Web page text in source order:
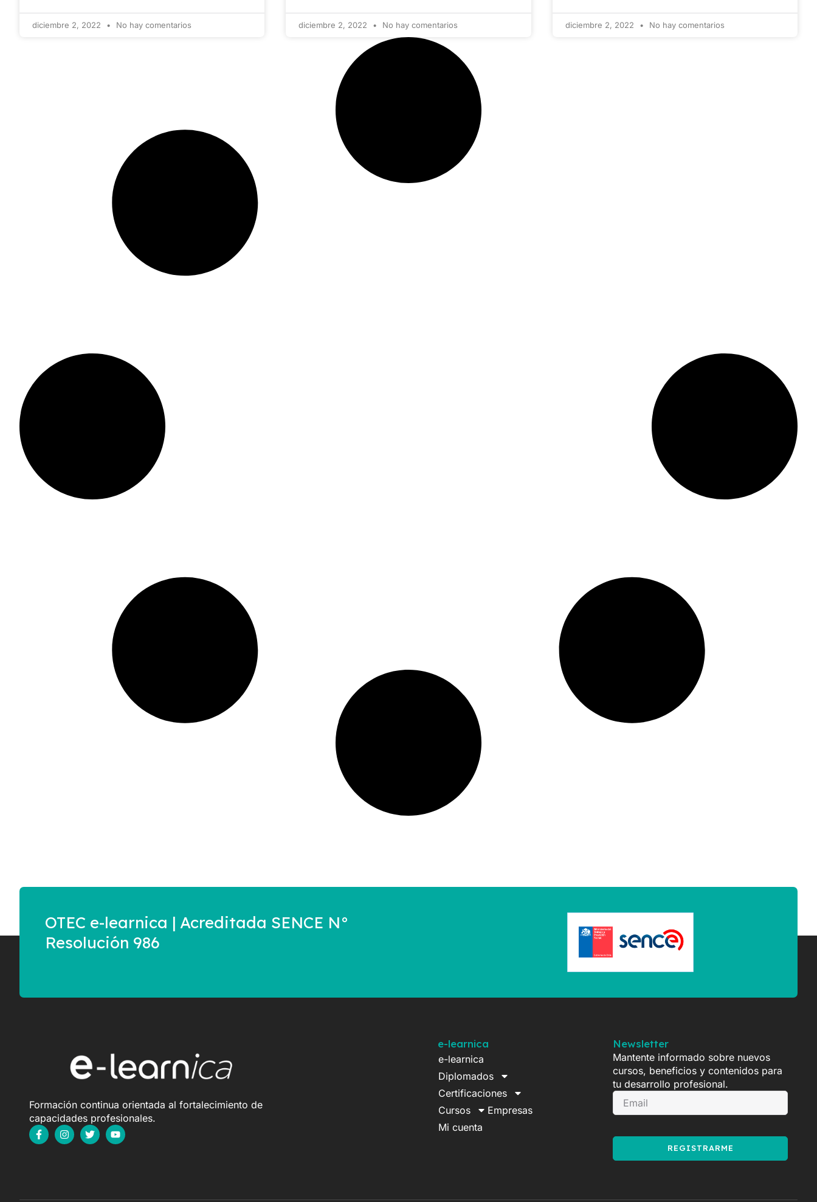
diciembre 2, 2022 No hay comentarios diciembre 2, 2022 No hay comentarios diciembre 2, 2022 No hay comentarios
OTEC e-learnica | Acreditada SENCE N°
Resolución 986
Formación continua orientada al fortalecimiento de
capacidades profesionales.
e-learnica
e-learnica
Diplomados
Certificaciones
Cursos
Empresas
Mi cuenta
Newsletter
Mantente informado sobre nuevos
cursos, beneficios y contenidos para
tu desarrollo profesional.
REGISTRARME